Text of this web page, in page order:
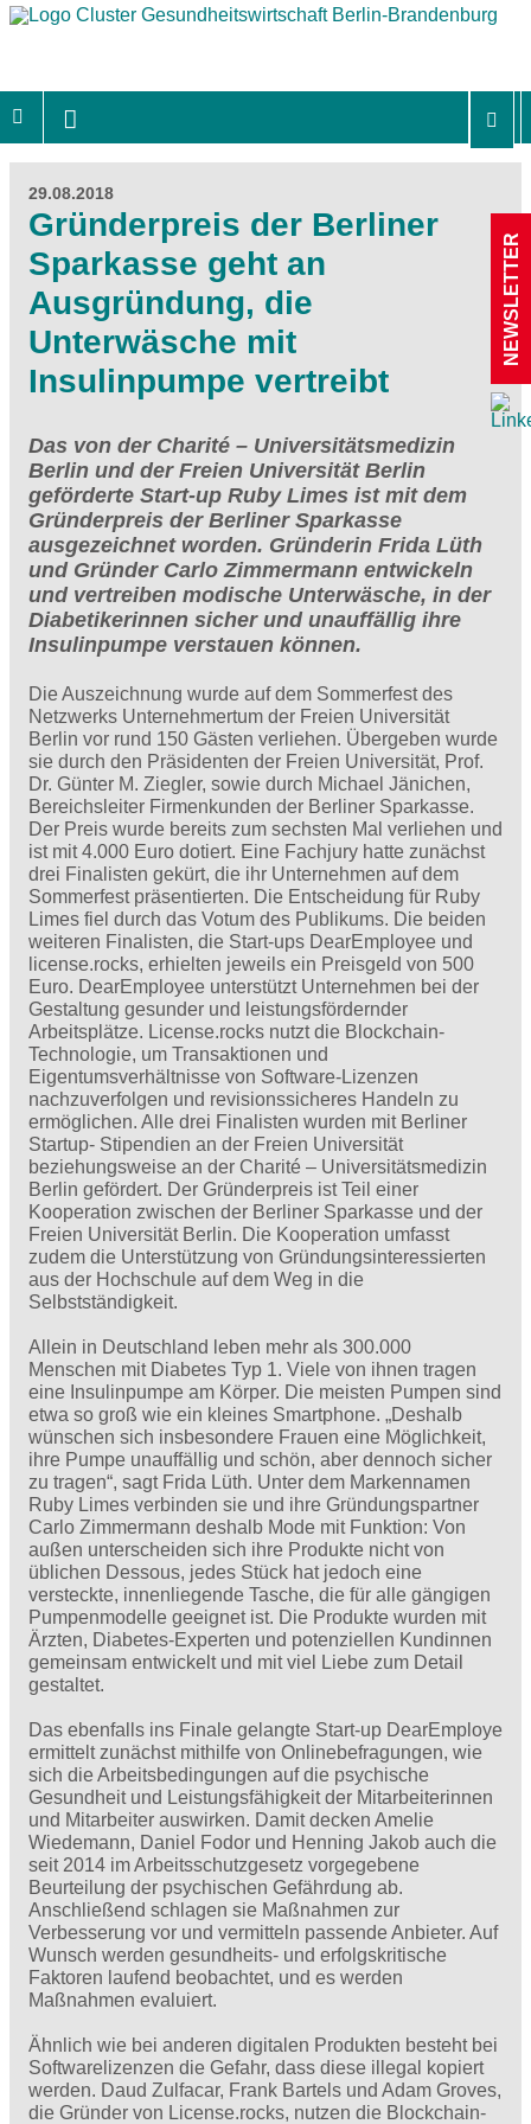
29.08.2018
Gründerpreis der Berliner
Sparkasse geht an
Ausgründung, die
Unterwäsche mit
Insulinpumpe vertreibt
Das von der Charité – Universitätsmedizin
Berlin und der Freien Universität Berlin
geförderte Start-up Ruby Limes ist mit dem
Gründerpreis der Berliner Sparkasse
ausgezeichnet worden. Gründerin Frida Lüth
und Gründer Carlo Zimmermann entwickeln
und vertreiben modische Unterwäsche, in der
Diabetikerinnen sicher und unauffällig ihre
Insulinpumpe verstauen können.
Die Auszeichnung wurde auf dem Sommerfest des
Netzwerks Unternehmertum der Freien Universität
Berlin vor rund 150 Gästen verliehen. Übergeben wurde
sie durch den Präsidenten der Freien Universität, Prof.
Dr. Günter M. Ziegler, sowie durch Michael Jänichen,
Bereichsleiter Firmenkunden der Berliner Sparkasse.
Der Preis wurde bereits zum sechsten Mal verliehen und
ist mit 4.000 Euro dotiert. Eine Fachjury hatte zunächst
drei Finalisten gekürt, die ihr Unternehmen auf dem
Sommerfest präsentierten. Die Entscheidung für Ruby
Limes fiel durch das Votum des Publikums. Die beiden
weiteren Finalisten, die Start-ups DearEmployee und
license.rocks, erhielten jeweils ein Preisgeld von 500
Euro. DearEmployee unterstützt Unternehmen bei der
Gestaltung gesunder und leistungsfördernder
Arbeitsplätze. License.rocks nutzt die Blockchain-
Technologie, um Transaktionen und
Eigentumsverhältnisse von Software-Lizenzen
nachzuverfolgen und revisionssicheres Handeln zu
ermöglichen. Alle drei Finalisten wurden mit Berliner
Startup- Stipendien an der Freien Universität
beziehungsweise an der Charité – Universitätsmedizin
Berlin gefördert. Der Gründerpreis ist Teil einer
Kooperation zwischen der Berliner Sparkasse und der
Freien Universität Berlin. Die Kooperation umfasst
zudem die Unterstützung von Gründungsinteressierten
aus der Hochschule auf dem Weg in die
Selbstständigkeit.
Allein in Deutschland leben mehr als 300.000
Menschen mit Diabetes Typ 1. Viele von ihnen tragen
eine Insulinpumpe am Körper. Die meisten Pumpen sind
etwa so groß wie ein kleines Smartphone. „Deshalb
wünschen sich insbesondere Frauen eine Möglichkeit,
ihre Pumpe unauffällig und schön, aber dennoch sicher
zu tragen“, sagt Frida Lüth. Unter dem Markennamen
Ruby Limes verbinden sie und ihre Gründungspartner
Carlo Zimmermann deshalb Mode mit Funktion: Von
außen unterscheiden sich ihre Produkte nicht von
üblichen Dessous, jedes Stück hat jedoch eine
versteckte, innenliegende Tasche, die für alle gängigen
Pumpenmodelle geeignet ist. Die Produkte wurden mit
Ärzten, Diabetes-Experten und potenziellen Kundinnen
gemeinsam entwickelt und mit viel Liebe zum Detail
gestaltet.
Das ebenfalls ins Finale gelangte Start-up DearEmploye
ermittelt zunächst mithilfe von Onlinebefragungen, wie
sich die Arbeitsbedingungen auf die psychische
Gesundheit und Leistungsfähigkeit der Mitarbeiterinnen
und Mitarbeiter auswirken. Damit decken Amelie
Wiedemann, Daniel Fodor und Henning Jakob auch die
seit 2014 im Arbeitsschutzgesetz vorgegebene
Beurteilung der psychischen Gefährdung ab.
Anschließend schlagen sie Maßnahmen zur
Verbesserung vor und vermitteln passende Anbieter. Auf
Wunsch werden gesundheits- und erfolgskritische
Faktoren laufend beobachtet, und es werden
Maßnahmen evaluiert.
Ähnlich wie bei anderen digitalen Produkten besteht bei
Softwarelizenzen die Gefahr, dass diese illegal kopiert
werden. Daud Zulfacar, Frank Bartels und Adam Groves,
die Gründer von License.rocks, nutzen die Blockchain-
NEWSLETTER